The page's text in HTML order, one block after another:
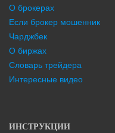
О брокерах
Если брокер мошенник
Чарджбек
О биржах
Словарь трейдера
Интересные видео
ИНСТРУКЦИИ